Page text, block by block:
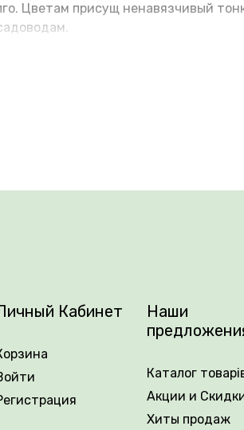
Цветам присущ ненавязчивый
Кабинет
Наши
Каталог
Акции и
Хиты продаж